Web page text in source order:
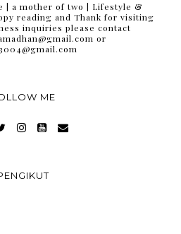
| a mother of two | Lifestyle &
reading and Thank for visiting
inquiries please contact
or
ME